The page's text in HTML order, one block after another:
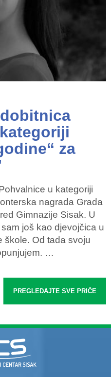
za
u kategoriji
nagrada Grada
Gimnazije Sisak. U
još kao djevojčica u
škole. Od tada svoju
…
PREGLEDAJTE SVE PRIČE